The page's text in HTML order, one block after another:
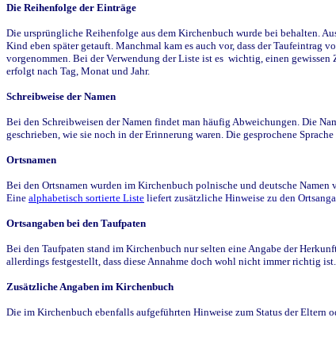
Die Reihenfolge der Einträge
Die ursprüngliche Reihenfolge aus dem Kirchenbuch wurde bei behalten.
Kind eben später getauft. Manchmal kam es auch vor, dass der
vorgenommen. Bei der Verwendung der Liste ist es wichtig, einen
erfolgt nach Tag, Monat und Jahr.
Schreibweise der Namen
Bei den Schreibweisen der Namen findet man häufig Abweichungen. Die
geschrieben, wie sie noch in der Erinnerung waren. Die gesprochene
Ortsnamen
Bei den Ortsnamen wurden im Kirchenbuch polnische und deutsche
Eine alphabetisch sortierte Liste liefert zusätzliche Hinweise zu den
Ortsangaben bei den Taufpaten
Bei den Taufpaten stand im Kirchenbuch nur selten eine Angabe der
allerdings festgestellt, dass diese Annahme doch wohl nicht immer richtig
Zusätzliche Angaben im Kirchenbuch
Die im Kirchenbuch ebenfalls aufgeführten Hinweise zum Status der Eltern